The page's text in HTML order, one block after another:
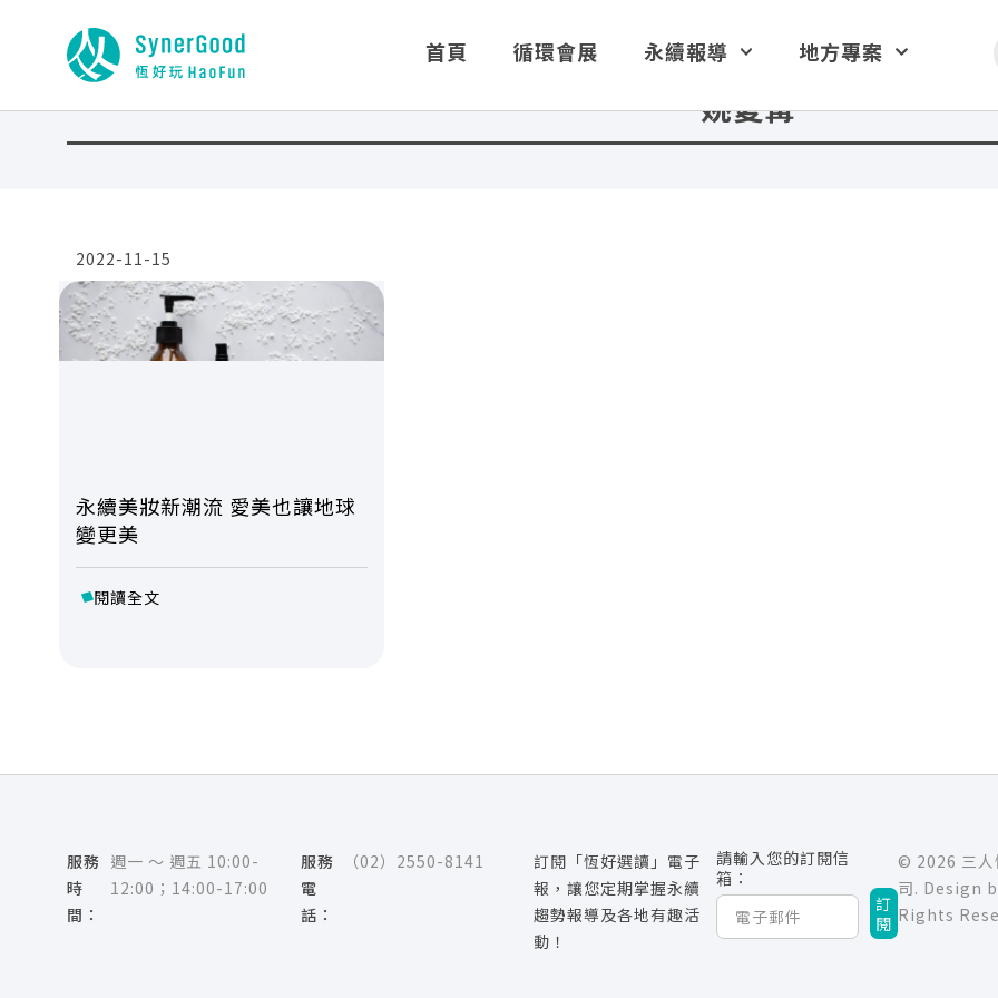
首頁 循環會展 永續報導 地方專案
姚愛寗
2022-11-15
永續美妝新潮流 愛美也讓地球
變更美
閱讀全文
服務
時
間：
週一 ～ 週五 10:00-
12:00；14:00-17:00
服務
電
話：
（02）2550-8141
訂閱「恆好選讀」電子
報，讓您定期掌握永續
趨勢報導及各地有趣活
動！
請輸入您的訂閱信
箱：
訂
閱
© 2026 三人
司. Design
Rights